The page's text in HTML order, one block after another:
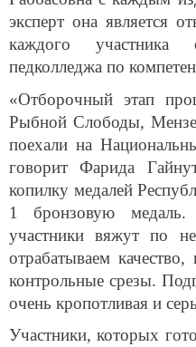
эксперт она является
каждого
педколледжа по
«Отборочный этап
Рыбной Слободы,
поехали на
говорит Фарида
копилку медалей
1 бронзовую
участники вяжут по
отрабатываем
контрольные срезы.
очень кропотливая и
Участники, которых